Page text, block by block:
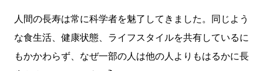
人間の長寿は常に科学者を魅了してきました。同じよう
な食生活、健康状態、ライフスタイルを共有しているに
もかかわらず、なぜ一部の人は他の人よりもはるかに長